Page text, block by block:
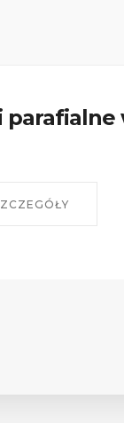
parafialne